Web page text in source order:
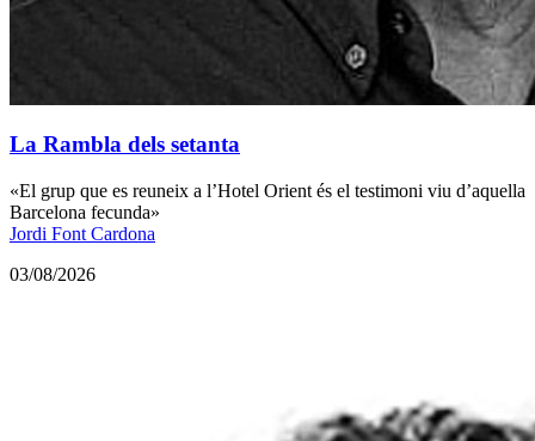
La Rambla dels setanta
«El grup que es reuneix a l’Hotel Orient és el testimoni viu d’aquella
Barcelona fecunda»
Jordi Font Cardona
03/08/2026